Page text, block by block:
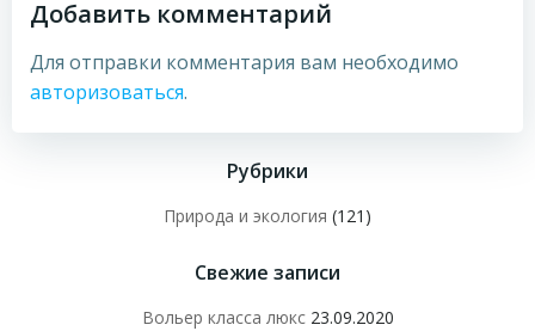
Добавить комментарий
Для отправки комментария вам необходимо
авторизоваться.
Рубрики
Природа и экология (121)
Свежие записи
Вольер класса люкс 23.09.2020